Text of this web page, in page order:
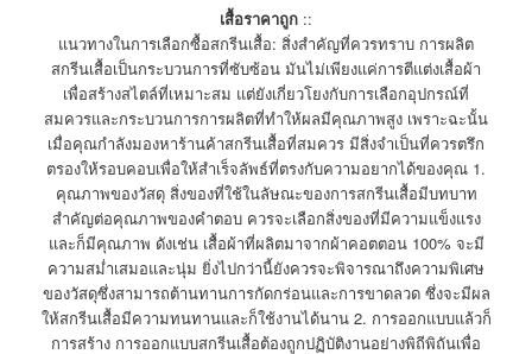
เสื้อราคาถูก ::
แนวทางในการเลือกซื้อสกรีนเสื้อ: สิ่งสำคัญที่ควรทราบ การผลิต
สกรีนเสื้อเป็นกระบวนการที่ซับซ้อน มันไม่เพียงแค่การตีแต่งเสื้อผ้า
เพื่อสร้างสไตล์ที่เหมาะสม แต่ยังเกี่ยวโยงกับการเลือกอุปกรณ์ที่
สมควรและกระบวนการการผลิตที่ทำให้ผลมีคุณภาพสูง เพราะฉะนั้น
เมื่อคุณกำลังมองหาร้านค้าสกรีนเสื้อที่สมควร มีสิ่งจำเป็นที่ควรตรึก
ตรองให้รอบคอบเพื่อให้สำเร็จลัพธ์ที่ตรงกับความอยากได้ของคุณ 1.
คุณภาพของวัสดุ สิ่งของที่ใช้ในลัษณะของการสกรีนเสื้อมีบทบาท
สำคัญต่อคุณภาพของคำตอบ ควรจะเลือกสิ่งของที่มีความแข็งแรง
และก็มีคุณภาพ ดังเช่น เสื้อผ้าที่ผลิตมาจากผ้าคอตตอน 100% จะมี
ความสม่ำเสมอและนุ่ม ยิ่งไปกว่านี้ยังควรจะพิจารณาถึงความพิเศษ
ของวัสดุซึ่งสามารถต้านทานการกัดกร่อนและการขาดลวด ซึ่งจะมีผล
ให้สกรีนเสื้อมีความทนทานและก็ใช้งานได้นาน 2. การออกแบบแล้วก็
การสร้าง การออกแบบสกรีนเสื้อต้องถูกปฏิบัติงานอย่างพิถีพิถันเพื่อ